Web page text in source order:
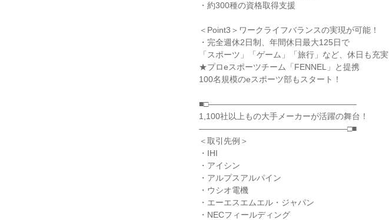
・約300種の資格取得支援
＜Point3＞ワークライフバランスの実現が可能！
・完全週休2日制、年間休日最大125日で
「スポーツ」「ゲーム」「旅行」など、休日も充実
★プロeスポーツチーム「FENNEL」と提携
100名規模のeスポーツ部もスタート！
■□――――――――――――――――――
1,100社以上もの大手メーカーが活躍の舞台！
――――――――――――――――――□■
＜取引先例＞
・IHI
・アイシン
・アルプスアルパイン
・ウシオ電機
・エーエスエムエル・ジャパン
・NECフィールディング